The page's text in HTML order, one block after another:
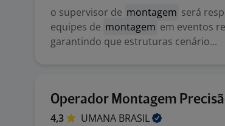
o supervisor de montagem será
equipes de montagem em eventos
garantindo que estruturas cenário...
Operador Montagem
4,3 UMANA BRASIL